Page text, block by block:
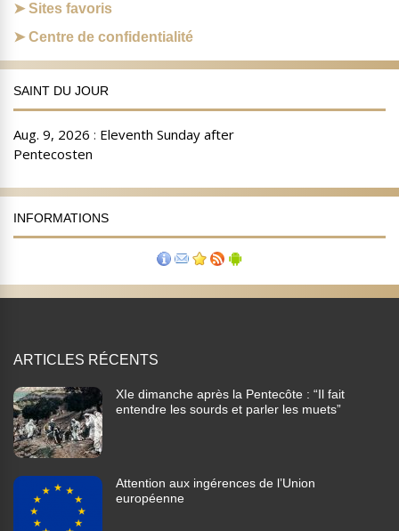
Sites favoris
Centre de confidentialité
SAINT DU JOUR
INFORMATIONS
ARTICLES RÉCENTS
XIe dimanche après la Pentecôte : “Il fait
entendre les sourds et parler les muets”
Attention aux ingérences de l’Union
européenne